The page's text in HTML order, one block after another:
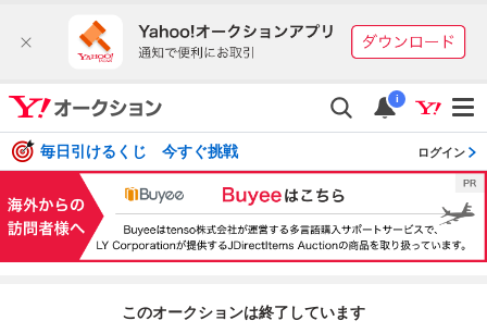
i
毎日引けるくじ 今すぐ挑戦 ログイン
このオークションは終了しています